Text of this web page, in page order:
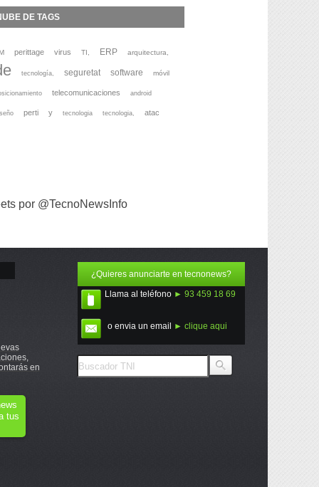
DE TAGS
perittage virus TI, ERP arquitectura,
tecnología, seguretat software móvil
telecomunicaciones android
perti y tecnologia tecnologia, atac
por @TecnoNewsInfo
en
tus
¿Quieres anunciarte en tecnonews?
Llama al teléfono ► 93 459 18 69
o envia un email ► clique aqui